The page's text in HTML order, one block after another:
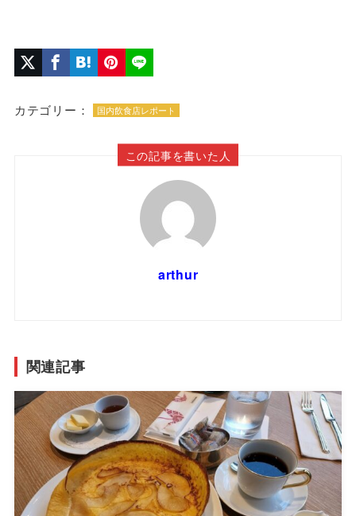
カテゴリー： 国内飲食店レポート
この記事を書いた人
arthur
関連記事